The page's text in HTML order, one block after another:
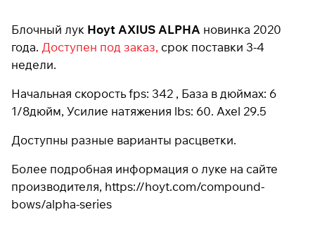
Блочный лук Hoyt AXIUS ALPHA новинка 2020
года. Доступен под заказ, срок поставки 3-4
недели.
Начальная скорость fps: 342 , База в дюймах: 6
1/8дюйм, Усилие натяжения lbs: 60. Axel 29.5
Доступны разные варианты расцветки.
Более подробная информация о луке на сайте
производителя, https://hoyt.com/compound-
bows/alpha-series
* При оплате черезПЛАЙТ
Подробнее